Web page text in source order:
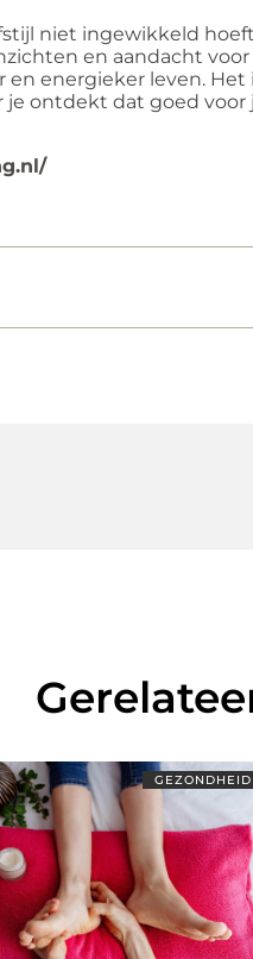
niet ingewikkeld
en aandacht
energieker leven. Het
ontdekt dat goed voor
GEZONDHEID